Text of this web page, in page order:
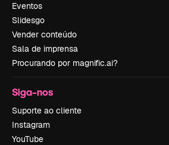
Eventos
Slidesgo
Vender conteúdo
Sala de imprensa
Procurando por magnific.ai?
Siga-nos
Suporte ao cliente
Instagram
YouTube